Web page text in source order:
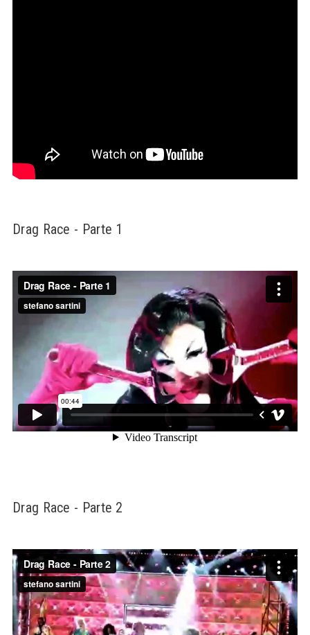
Drag Race - Parte 1
Drag Race - Parte 2